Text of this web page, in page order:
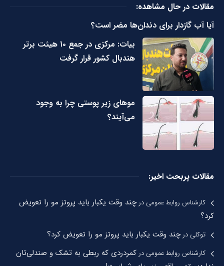
مقالات در حال مشاهده:
آیا آب گازدار برای دندان‌ها مضر است؟
بیات: مرکزی در جمع ۱۰ هیئت برتر
هندبال کشور قرار گرفت
مو‌های زیر پوستی چرا به وجود
می‌آیند؟
مقالات پربحت اخیر:
کارشناس روابط عمومیدرچند وقت یکبار باید پروتز مو را تعویض
کرد؟
توکلیدرچند وقت یکبار باید پروتز مو را تعویض کرد؟
کارشناس روابط عمومیدر کمردردی که ربطی به تشک و صندلی‌تان